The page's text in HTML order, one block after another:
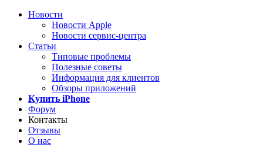
Новости
Новости Apple
Новости сервис-центра
Статьи
Типовые проблемы
Полезные советы
Информация для клиентов
Обзоры приложений
Купить iPhone
Форум
Контакты
Отзывы
О нас